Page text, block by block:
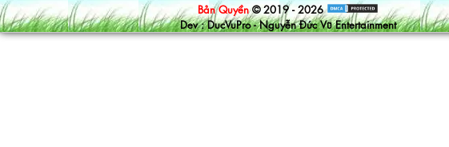
Bản Quyền © 2019 - 2026
Dev : DucVuPro - Nguyễn Đức Vũ Entertainment